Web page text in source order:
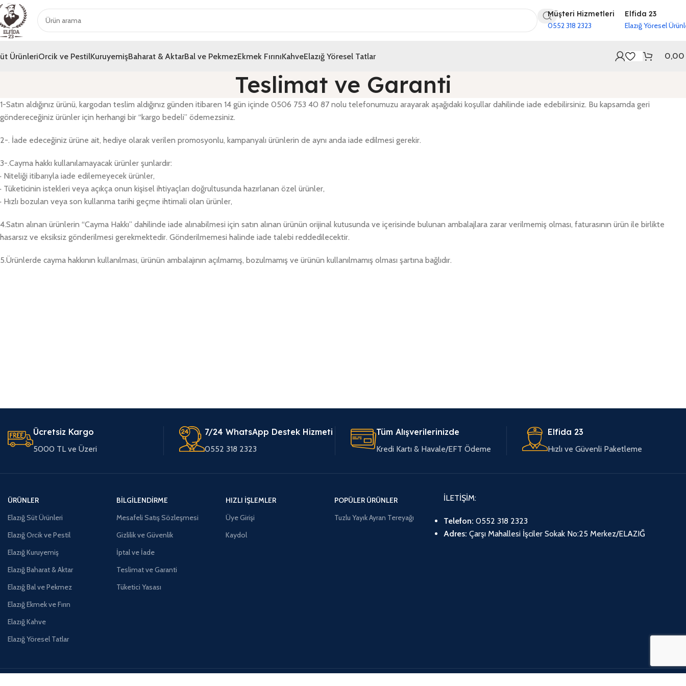
Müşteri Hizmetleri
0552 318 2323
Elfida 23
Elazığ Yöresel
ÜrünleriOrcik ve PestilKuruyemişBaharat & AktarBal ve PekmezEkmek FırınıKahveElazığ Yöresel Tatlar 0,00
Teslimat ve Garanti
1-Satın aldığınız ürünü, kargodan teslim aldığınız günden itibaren 14 gün içinde 0506 753 40 87 nolu telefonumuzu arayarak aşağıdaki koşullar dahilinde iade edebilirsiniz. Bu kapsamda geri
göndereceğiniz ürünler için herhangi bir “kargo bedeli” ödemezsiniz.
2-. İade edeceğiniz ürüne ait, hediye olarak verilen promosyonlu, kampanyalı ürünlerin de aynı anda iade edilmesi gerekir.
3-.Cayma hakkı kullanılamayacak ürünler şunlardır:
· Niteliği itibarıyla iade edilemeyecek ürünler,
· Tüketicinin istekleri veya açıkça onun kişisel ihtiyaçları doğrultusunda hazırlanan özel ürünler,
· Hızlı bozulan veya son kullanma tarihi geçme ihtimali olan ürünler,
4.Satın alınan ürünlerin “Cayma Hakkı” dahilinde iade alınabilmesi için satın alınan ürünün orijinal kutusunda ve içerisinde bulunan ambalajlara zarar verilmemiş olması, faturasının ürün ile birlikte
hasarsız ve eksiksiz gönderilmesi gerekmektedir. Gönderilmemesi halinde iade talebi reddedilecektir.
5.Ürünlerde cayma hakkının kullanılması, ürünün ambalajının açılmamış, bozulmamış ve ürünün kullanılmamış olması şartına bağlıdır.
Ücretsiz Kargo
5000 TL ve Üzeri
7/24 WhatsApp Destek Hizmeti
0552 318 2323
Tüm Alışverilerinizde
Kredi Kartı & Havale/EFT Ödeme
Elfida 23
Hızlı ve Güvenli Paketleme
ÜRÜNLER
Elazığ Süt Ürünleri
Elazığ Orcik ve Pestil
Elazığ Kuruyemiş
Elazığ Baharat & Aktar
Elazığ Bal ve Pekmez
Elazığ Ekmek ve Fırın
Elazığ Kahve
Elazığ Yöresel Tatlar
BILGILENDIRME
Mesafeli Satış Sözleşmesi
Gizlilik ve Güvenlik
İptal ve İade
Teslimat ve Garanti
Tüketici Yasası
HIZLI İŞLEMLER
Üye Girişi
Kaydol
POPÜLER ÜRÜNLER
Tuzlu Yayık Ayran Tereyağı
İLETİŞİM:
Telefon: 0552 318 2323
Adres: Çarşı Mahallesi İşciler Sokak No:25 Merkez/ELAZIĞ